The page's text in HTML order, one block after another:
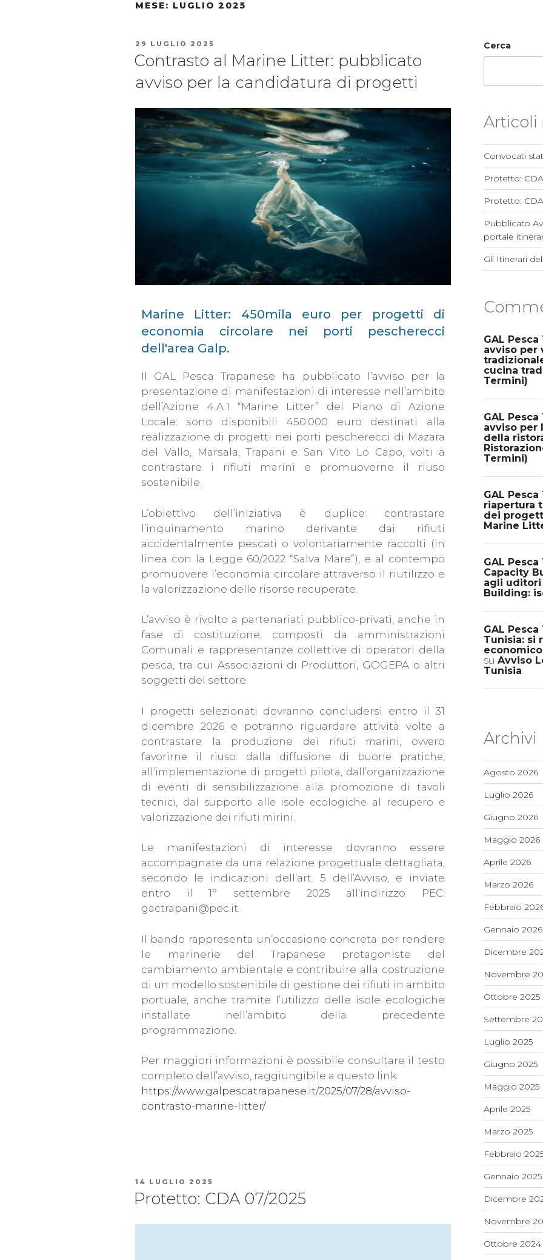
MESE: LUGLIO 2025
29 LUGLIO 2025
Contrasto al Marine Litter: pubblicato
avviso per la candidatura di progetti
Marine Litter: 450mila euro per progetti di
economia circolare nei porti pescherecci
dell'area Galp.
Il GAL Pesca Trapanese ha pubblicato l’avviso per la
presentazione di manifestazioni di interesse nell’ambito
dell’Azione 4.A.1 “Marine Litter” del Piano di Azione
Locale: sono disponibili 450.000 euro destinati alla
realizzazione di progetti nei porti pescherecci di Mazara
del Vallo, Marsala, Trapani e San Vito Lo Capo, volti a
contrastare i rifiuti marini e promuoverne il riuso
sostenibile.
L’obiettivo dell’iniziativa è duplice: contrastare
l’inquinamento marino derivante dai rifiuti
accidentalmente pescati o volontariamente raccolti (in
linea con la Legge 60/2022 “Salva Mare”), e al contempo
promuovere l’economia circolare attraverso il riutilizzo e
la valorizzazione delle risorse recuperate.
L’avviso è rivolto a partenariati pubblico-privati, anche in
fase di costituzione, composti da amministrazioni
Comunali e rappresentanze collettive di operatori della
pesca, tra cui Associazioni di Produttori, GOGEPA o altri
soggetti del settore.
I progetti selezionati dovranno concludersi entro il 31
dicembre 2026 e potranno riguardare attività volte a
contrastare la produzione dei rifiuti marini, ovvero
favorirne il riuso: dalla diffusione di buone pratiche,
all’implementazione di progetti pilota, dall’organizzazione
di eventi di sensibilizzazione alla promozione di tavoli
tecnici, dal supporto alle isole ecologiche al recupero e
valorizzazione dei rifiuti mirini.
Le manifestazioni di interesse dovranno essere
accompagnate da una relazione progettuale dettagliata,
secondo le indicazioni dell’art. 5 dell’Avviso, e inviate
entro il 1° settembre 2025 all’indirizzo PEC:
gactrapani@pec.it.
Il bando rappresenta un’occasione concreta per rendere
le marinerie del Trapanese protagoniste del
cambiamento ambientale e contribuire alla costruzione
di un modello sostenibile di gestione dei rifiuti in ambito
portuale, anche tramite l’utilizzo delle isole ecologiche
installate nell’ambito della precedente
programmazione.
Per maggiori informazioni è possibile consultare il testo
completo dell’avviso, raggiungibile a questo link:
https://www.galpescatrapanese.it/2025/07/28/avviso-
contrasto-marine-litter/
14 LUGLIO 2025
Protetto: CDA 07/2025
Cerca
Articoli
Convocati
Protetto:
Protetto:
Pubblicato
portale
Gli Itinerari
GAL
avviso per
cucina
Termini)
GAL
avviso per
della
Termini)
GAL
riapertura
dei
Marine
GAL
Capacity
agli uditori
Building:
GAL
Tunisia: si
su Avviso
Tunisia
Archivi
Agosto 2026
Luglio 2026
Giugno 2026
Maggio 2026
Aprile 2026
Marzo 2026
Febbraio
Gennaio 2026
Dicembre
Novembre
Ottobre 2025
Settembre
Luglio 2025
Giugno 2025
Maggio 2025
Aprile 2025
Marzo 2025
Febbraio
Gennaio 2025
Dicembre
Novembre
Ottobre 2024